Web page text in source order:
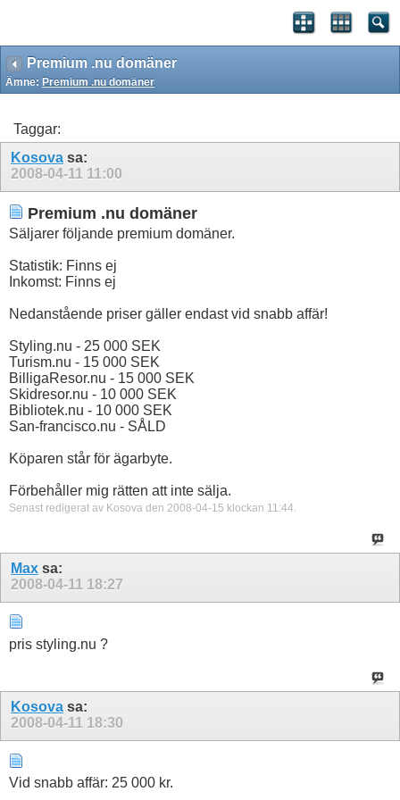
Premium .nu domäner
Ämne: Premium .nu domäner
Taggar:
Kosova sa:
2008-04-11 11:00
Premium .nu domäner
Säljarer följande premium domäner.
Statistik: Finns ej
Inkomst: Finns ej
Nedanstående priser gäller endast vid snabb affär!
Styling.nu - 25 000 SEK
Turism.nu - 15 000 SEK
BilligaResor.nu - 15 000 SEK
Skidresor.nu - 10 000 SEK
Bibliotek.nu - 10 000 SEK
San-francisco.nu - SÅLD
Köparen står för ägarbyte.
Förbehåller mig rätten att inte sälja.
Senast redigerat av Kosova den 2008-04-15 klockan 11:44.
Max sa:
2008-04-11 18:27
pris styling.nu ?
Kosova sa:
2008-04-11 18:30
Vid snabb affär: 25 000 kr.